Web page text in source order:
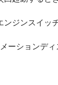
ジンスイッ
ーションディ